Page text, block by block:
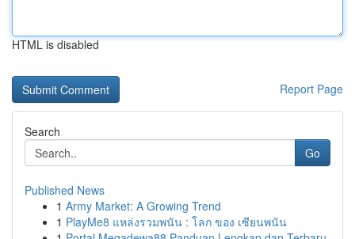
HTML is disabled
Report Page
Search
Go
Published News
1 Army Market: A Growing Trend
1 PlayMe8 แหล่งรวมพนัน : โลก ของ เซียนพนัน